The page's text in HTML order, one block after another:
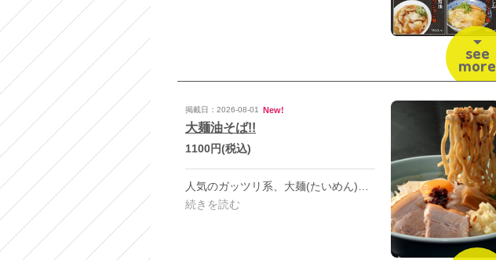
see
more
掲載日：2026-08-01 New!
大麺油そば!!
1100円(税込)
人気のガッツリ系、大麺(たいめん)を汁なしで!! えび香るたいざんオリジナル「えびラー油」が味の決め手です。
続きを読む